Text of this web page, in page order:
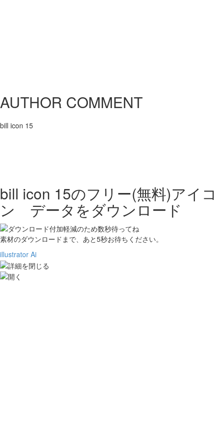
AUTHOR COMMENT
bill icon 15
bill icon 15のフリー(無料)アイコ
ン データをダウンロード
素材のダウンロードまで、あと5秒お待ちください。
illustrator Ai